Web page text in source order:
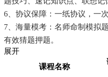
6、协议保障：一纸协议，一次
7、海量模考：名师命制模拟
有效猜题押题。
展开
课程名称